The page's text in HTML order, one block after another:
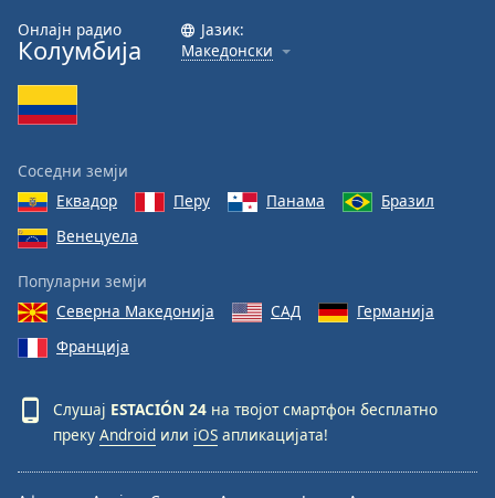
Font
Family
Close
Modal
Dialog
End
dialog
window.
Онлајн радио
Колумбија
Јазик:
Македонски
Соседни земји
Еквадор
Перу Панама
Бразил
Венецуела
Популарни земји
Северна Македонија
САД
Германија
Франција
Слушај ESTACIÓN 24 на твојот смартфон бесплатно
преку Android или iOS апликацијата!